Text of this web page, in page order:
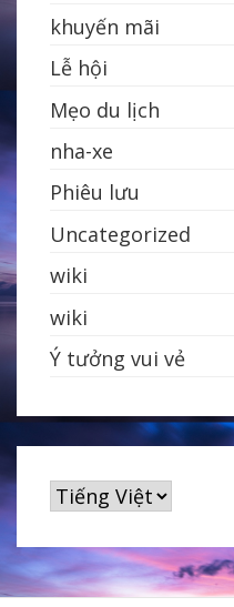
khuyến mãi
Lễ hội
Mẹo du lịch
nha-xe
Phiêu lưu
Uncategorized
wiki
wiki
Ý tưởng vui vẻ
Chọn
ngôn
ngữ